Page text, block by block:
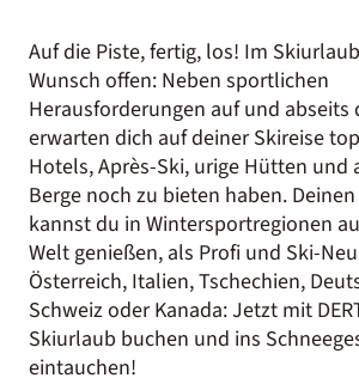
Auf die Piste, fertig, los! Im
Wunsch offen: Neben sportlichen
Herausforderungen auf und abseits
erwarten dich auf deiner Skireise
Hotels, Après-Ski, urige Hütten und
Berge noch zu bieten haben.
kannst du in Wintersportregionen
Welt genießen, als Profi und Ski-
Österreich, Italien, Tschechien,
Schweiz oder Kanada: Jetzt mit
Skiurlaub buchen und ins
eintauchen!